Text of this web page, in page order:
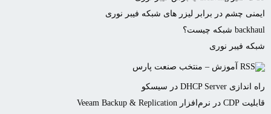
ایمنی چشم در برابر لیزر های شبکه فیبر نوری
backhaul شبکه چیست؟
شبکه فیبر نوری
آموزش – منتخب صنعت پارس
راه اندازی DHCP Server در سیسکو
قابلیت CDP در نرم‌افزار Veeam Backup & Replication